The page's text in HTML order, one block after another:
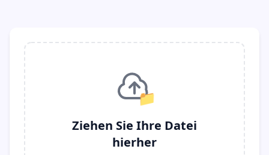
📁
Ziehen Sie Ihre Datei
hierher